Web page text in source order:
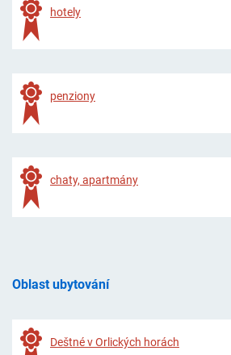
hotely
penziony
chaty, apartmány
Oblast ubytování
Deštné v Orlických horách